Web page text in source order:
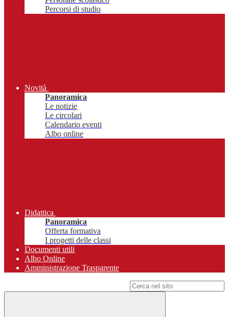
Percorsi di studio
Novità
Panoramica
Le notizie
Le circolari
Calendario eventi
Albo online
Didattica
Panoramica
Offerta formativa
I progetti delle classi
Documenti utili
Albo Online
Amministrazione Trasparente